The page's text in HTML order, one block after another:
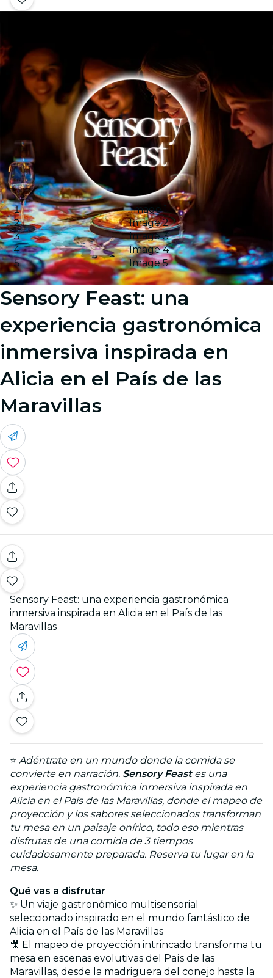
Image 1
Image 2
Image 3
Image 4
Image 5
Sensory Feast: una
experiencia gastronómica
inmersiva inspirada en
Alicia en el País de las
Maravillas
Sensory Feast: una experiencia gastronómica
inmersiva inspirada en Alicia en el País de las
Maravillas
⭐ Adéntrate en un mundo donde la comida se
convierte en narración. Sensory Feastes una
experiencia gastronómica inmersiva inspirada en
Alicia en el País de las Maravillas, donde el mapeo de
proyección y los sabores seleccionados transforman
tu mesa en un paisaje onírico, todo eso mientras
disfrutas de una comida de 3 tiempos
cuidadosamente preparada. Reserva tu lugar en la
mesa.
Qué vas a disfrutar
✨ Un viaje gastronómico multisensorial
seleccionado inspirado en el mundo fantástico de
Alicia en el País de las Maravillas
🎥 El mapeo de proyección intrincado transforma tu
mesa en escenas evolutivas del País de las
Maravillas, desde la madriguera del conejo hasta la